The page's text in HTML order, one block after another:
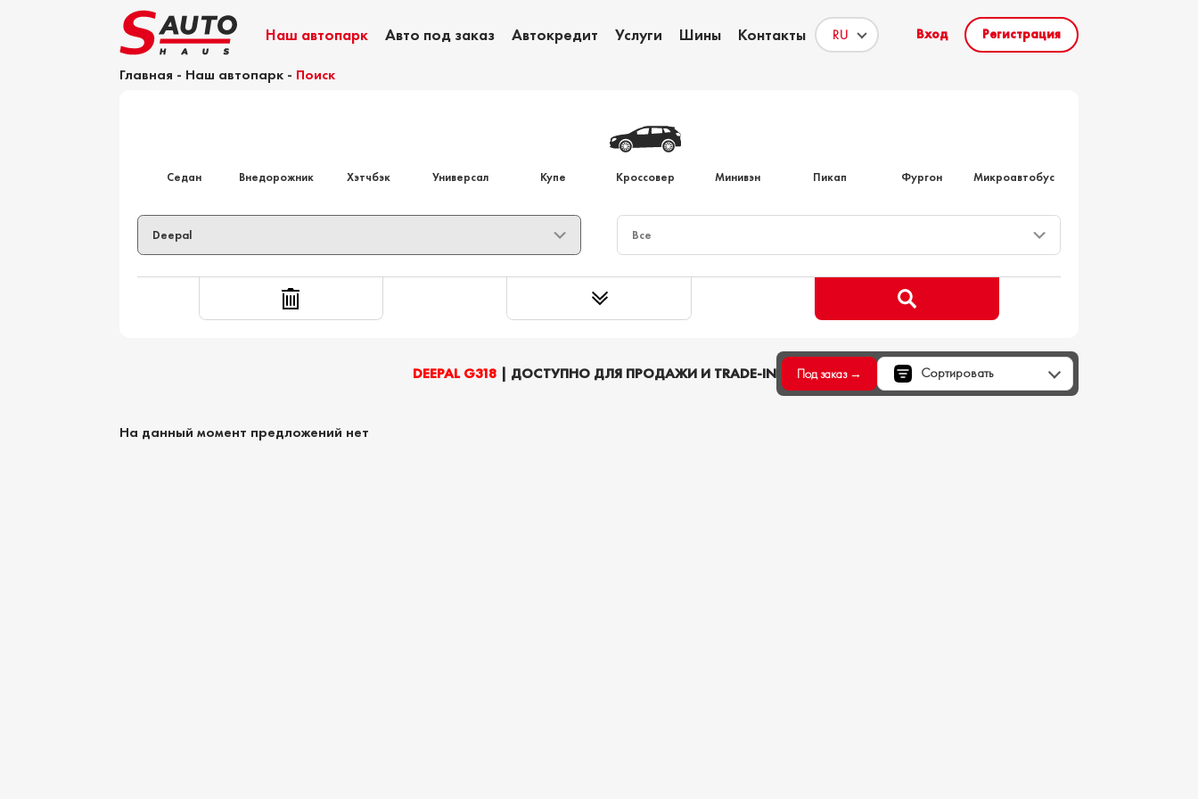
Наш автопарк Авто под заказ Автокредит Услуги Шины Контакты Вход Регистрация
Главная - Наш автопарк - Поиск
Седан Внедорожник Хэтчбэк Универсал Купе Кроссовер Минивэн Пикап Фургон Микроавтобус
DEEPAL G318| ДОСТУПНО ДЛЯ ПРОДАЖИ И TRADE-IN Под заказ → Сортировать
На данный момент предложений нет